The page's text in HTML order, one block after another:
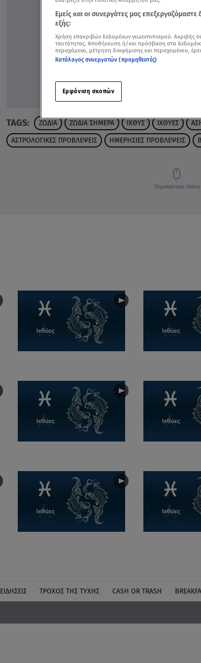
TAGS: ΖΩΔΙΑ ΖΩΔΙΑ ΣΗΜΕΡΑ ΙΧΘΥΣ ΙΧΘΥΕΣ
ΑΣΤΡΟΛΟΓΙΚΕΣ ΠΡΟΒΛΕΨΕΙΣ ΗΜΕΡΗΣΙΕΣ ΠΡΟΒΛΕΨΕΙΣ
Περισσότερα Video
ΕΙΔΉΣΕΙΣ ΤΡΟΧΌΣ ΤΗΣ ΤΎΧΗΣ CASH OR TRASH
Εμείς και οι συνεργάτες μας
εξής:
Χρήση επακριβών δεδομένων γεωεντοπισμού. Ακριβής
ταυτότητας. Αποθήκευση ή/και πρόσβαση στα
περιεχόμενο, μέτρηση διαφήμισης και περιεχομένου,
Κατάλογος συνεργατών (προμηθευτές)
Εμφάνιση σκοπών